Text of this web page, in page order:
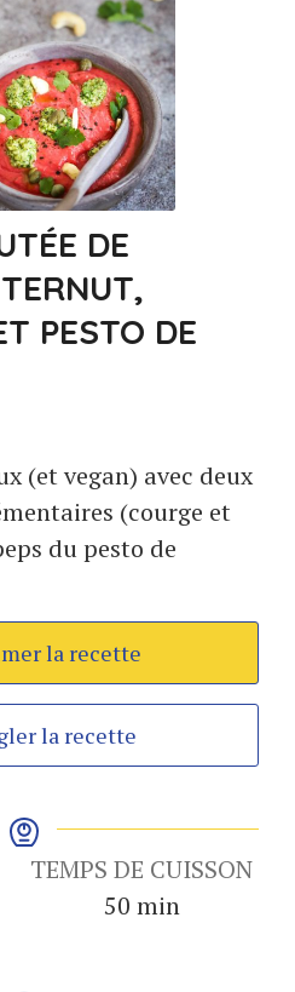
DE
PESTO DE
(et vegan) avec deux
(courge et
du pesto de
la recette
la recette
TEMPS DE CUISSON
50minutes
min